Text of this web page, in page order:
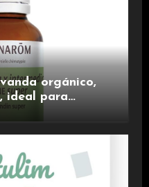
orgánico,
ideal para